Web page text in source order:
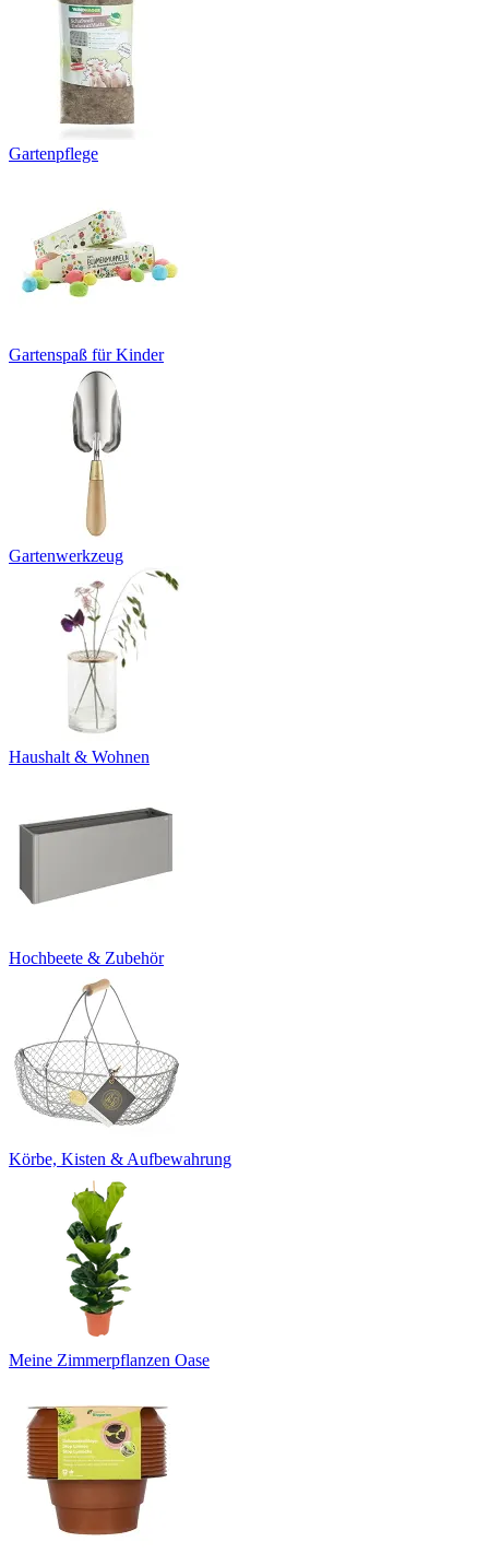
Gartenpflege
Gartenspaß für Kinder
Gartenwerkzeug
Haushalt & Wohnen
Hochbeete & Zubehör
Körbe, Kisten & Aufbewahrung
Meine Zimmerpflanzen Oase